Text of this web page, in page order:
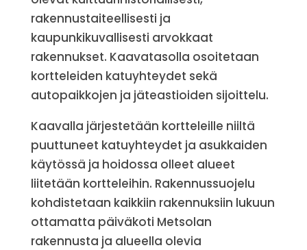
rakennustaiteellisesti ja
kaupunkikuvallisesti arvokkaat
rakennukset. Kaavatasolla osoitetaan
kortteleiden katuyhteydet sekä
autopaikkojen ja jäteastioiden sijoittelu.
Kaavalla järjestetään kortteleille niiltä
puuttuneet katuyhteydet ja asukkaiden
käytössä ja hoidossa olleet alueet
liitetään kortteleihin. Rakennussuojelu
kohdistetaan kaikkiin rakennuksiin lukuun
ottamatta päiväkoti Metsolan
rakennusta ja alueella olevia